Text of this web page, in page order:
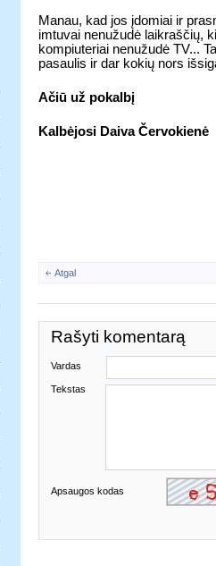
Manau, kad jos įdomiai ir
imtuvai nenužudė laikraščių,
kompiuteriai nenužudė TV...
pasaulis ir dar kokių nors
Ačiū už pokalbį
Kalbėjosi Daiva Červokienė
Atgal
Rašyti komentarą
Vardas
Tekstas
Apsaugos kodas